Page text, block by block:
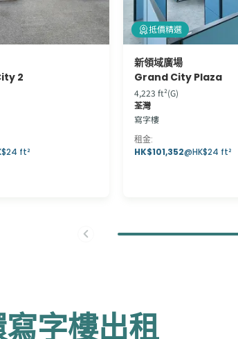
2
ft²
抵價精選
新領域廣場
Grand City Plaza
4,223 ft²(G)
荃灣
寫字樓
租金:
HK$101,352@HK$24 ft²
字樓出租